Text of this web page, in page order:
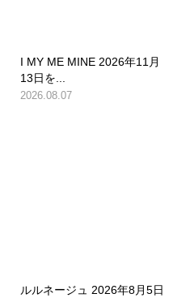
I MY ME MINE 2026年11月
13日を...
2026.08.07
ルルネージュ 2026年8月5日